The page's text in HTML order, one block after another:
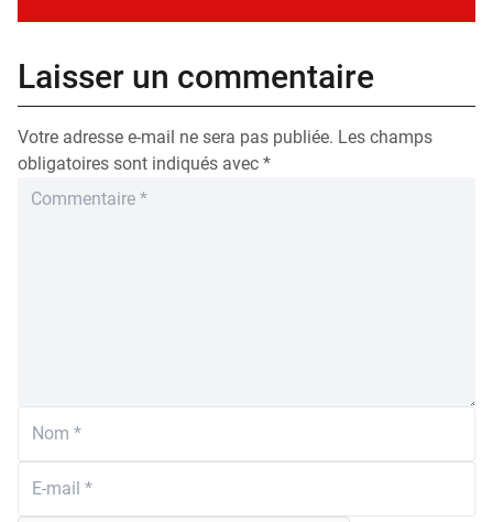
Laisser un commentaire
Votre adresse e-mail ne sera pas publiée. Les champs
obligatoires sont indiqués avec *